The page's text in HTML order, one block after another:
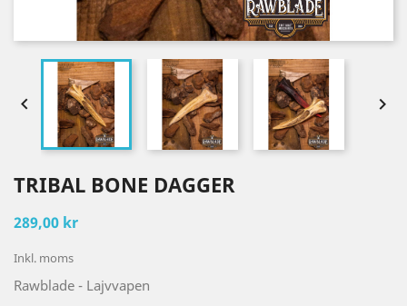
 
TRIBAL BONE DAGGER
289,00 kr
Inkl. moms
Rawblade - Lajvvapen